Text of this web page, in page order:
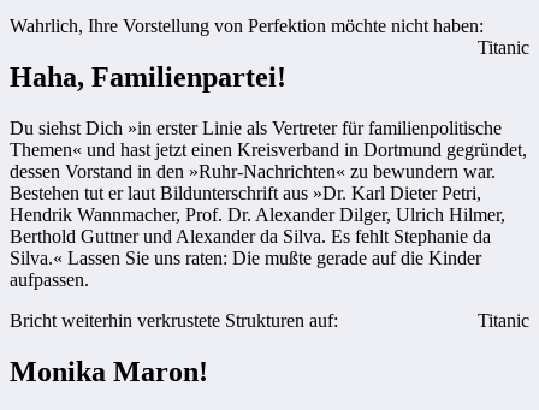
Wahrlich, Ihre Vorstellung von Perfektion möchte nicht haben:
Titanic
Haha, Familienpartei!
Du siehst Dich »in erster Linie als Vertreter für familienpolitische
Themen« und hast jetzt einen Kreisverband in Dortmund gegründet,
dessen Vorstand in den »Ruhr-Nachrichten« zu bewundern war.
Bestehen tut er laut Bildunterschrift aus »Dr. Karl Dieter Petri,
Hendrik Wannmacher, Prof. Dr. Alexander Dilger, Ulrich Hilmer,
Berthold Guttner und Alexander da Silva. Es fehlt Stephanie da
Silva.« Lassen Sie uns raten: Die mußte gerade auf die Kinder
aufpassen.
Bricht weiterhin verkrustete Strukturen auf:
Titanic
Monika Maron!